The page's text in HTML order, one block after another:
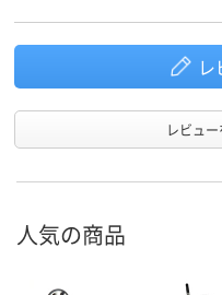
レビュ
人気の商品